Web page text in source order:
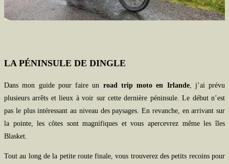
LA PÉNINSULE DE DINGLE
Dans mon guide pour faire un road trip moto en Irlande, j’ai prévu
plusieurs arrêts et lieux à voir sur cette dernière péninsule. Le début n’est
pas le plus intéressant au niveau des paysages. En revanche, en arrivant sur
la pointe, les côtes sont magnifiques et vous apercevrez même les îles
Blasket.
Tout au long de la petite route finale, vous trouverez des petits recoins pour